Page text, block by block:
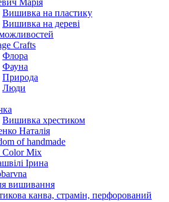
Вишивка на пластику
Вишивка на дереві
Crafts
Флора
Фауна
Природа
Люди
Вишивка хрестиком
Наталія
of handmade
Color Mix
Ірина
вишивання
канва, страмін, перфорований